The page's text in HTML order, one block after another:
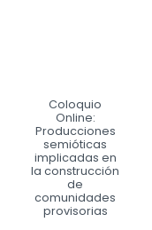
Coloquio
Online:
Producciones
semióticas
implicadas en
la construcción
de
comunidades
provisorias